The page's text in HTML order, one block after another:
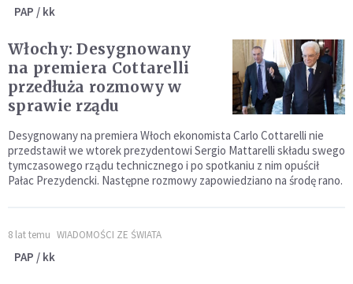
PAP / kk
Włochy: Desygnowany
na premiera Cottarelli
przedłuża rozmowy w
sprawie rządu
Desygnowany na premiera Włoch ekonomista Carlo Cottarelli nie
przedstawił we wtorek prezydentowi Sergio Mattarelli składu swego
tymczasowego rządu technicznego i po spotkaniu z nim opuścił
Pałac Prezydencki. Następne rozmowy zapowiedziano na środę rano.
8 lat temu WIADOMOŚCI ZE ŚWIATA
PAP / kk